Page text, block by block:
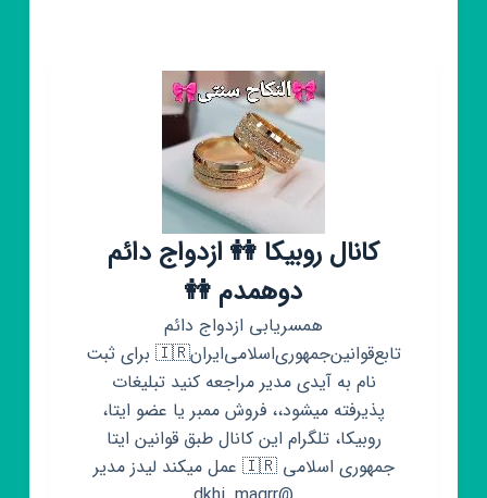
کانال روبیکا 👭 ازدواج دائم
دوهمدم 👭
همسریابی ازدواج‌ دائم‌
تابع‌قوانین‌جمهوری‌اسلامی‌ایران🇮🇷 برای ثبت
نام به آیدی مدیر مراجعه کنید تبلیغات
پذیرفته میشود،، فروش ممبر یا عضو ایتا،
روبیکا، تلگرام این کانال طبق قوانین ایتا
جمهوری اسلامی 🇮🇷 عمل میکند لیدز مدیر